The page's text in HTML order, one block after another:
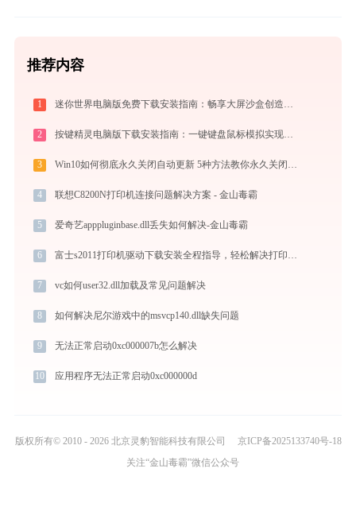
推荐内容
1 迷你世界电脑版免费下载安装指南：畅享大屏沙盒创造与联机乐趣
2 按键精灵电脑版下载安装指南：一键键盘鼠标模拟实现电脑自动办公与挂机
3 Win10如何彻底永久关闭自动更新 5种方法教你永久关闭win10自动更新
4 联想C8200N打印机连接问题解决方案 - 金山毒霸
5 爱奇艺apppluginbase.dll丢失如何解决-金山毒霸
6 富士s2011打印机驱动下载安装全程指导，轻松解决打印问题
7 vc如何user32.dll加载及常见问题解决
8 如何解决尼尔游戏中的msvcp140.dll缺失问题
9 无法正常启动0xc000007b怎么解决
10 应用程序无法正常启动0xc000000d
版权所有© 2010 - 2026 北京灵豹智能科技有限公司
京ICP备2025133740号-18
关注“金山毒霸”微信公众号